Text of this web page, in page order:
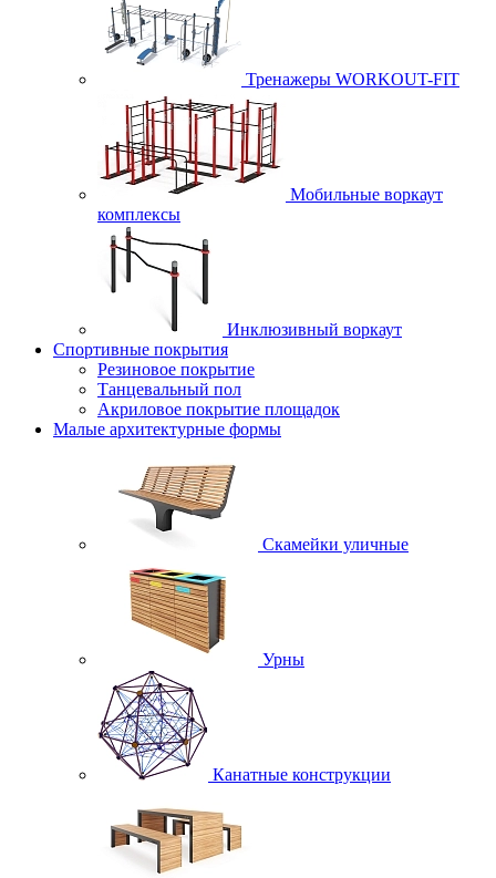
Тренажеры WORKOUT-FIT
Мобильные воркаут
комплексы
Инклюзивный воркаут
Спортивные покрытия
Резиновое покрытие
Танцевальный пол
Акриловое покрытие площадок
Малые архитектурные формы
Скамейки уличные
Урны
Канатные конструкции